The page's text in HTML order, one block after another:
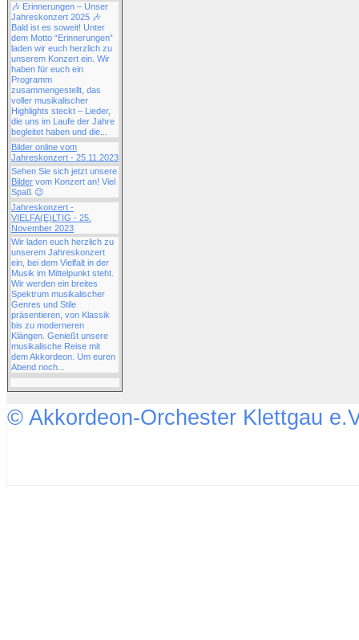
🎶 Erinnerungen – Unser
Jahreskonzert 2025 🎶
Bald ist es soweit! Unter
dem Motto “Erinnerungen”
laden wir euch herzlich zu
unserem Konzert ein. Wir
haben für euch ein
Programm
zusammengestellt, das
voller musikalischer
Highlights steckt – Lieder,
die uns im Laufe der Jahre
begleitet haben und die...
Bilder online vom
Jahreskonzert - 25.11.2023
Sehen Sie sich jetzt unsere
Bilder vom Konzert an! Viel
Spaß 😉
Jahreskonzert -
VIELFA(E)LTIG - 25.
November 2023
Wir laden euch herzlich zu
unserem Jahreskonzert
ein, bei dem Vielfalt in der
Musik im Mittelpunkt steht.
Wir werden ein breites
Spektrum musikalischer
Genres und Stile
präsentieren, von Klassik
bis zu moderneren
Klängen. Genießt unsere
musikalische Reise mit
dem Akkordeon. Um euren
Abend noch...
© Akkordeon-Orchester Klettgau